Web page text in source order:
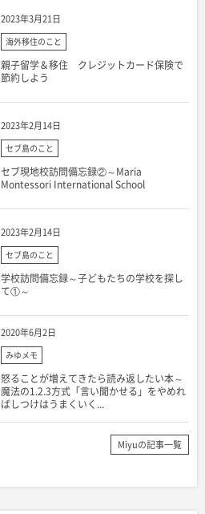
2023年3月21日
海外移住のこと
親子留学＆移住 クレジットカード保険で
節約しよう
2023年2月14日
セブ島のこと
セブ現地校訪問備忘録②～Maria
Montessori International School
2023年2月14日
セブ島のこと
学校訪問備忘録～子どもたちの学校を探し
て①～
2020年6月2日
みゆメモ
怒ることが増えてきたら読み返したい本～
魔法の1.2.3方式「言い聞かせる」をやめれ
ばしつけはうまくいく...
Miyuの記事一覧